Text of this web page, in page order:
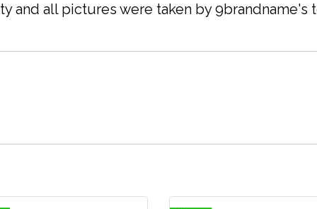
and all pictures were taken by 9brandname's